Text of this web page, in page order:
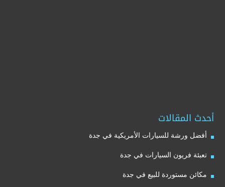
أحدث المقالات
أفضل ورشة للسيارات الأمريكية في جدة
تعبئة فريون السيارات في جدة
مكائن مستوردة للبيع في جدة